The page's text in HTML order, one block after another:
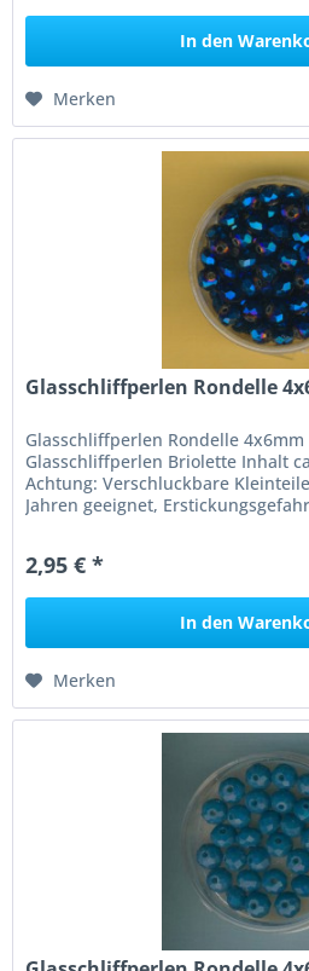
In den
Merken
Glasschliffperlen Rondelle
Glasschliffperlen Rondelle
Glasschliffperlen Briolette Inhalt
Achtung: Verschluckbare
Jahren geeignet,
2,95 € *
In den
Merken